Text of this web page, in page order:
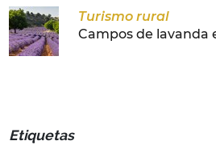
Turismo rural
Campos de lavanda
Etiquetas